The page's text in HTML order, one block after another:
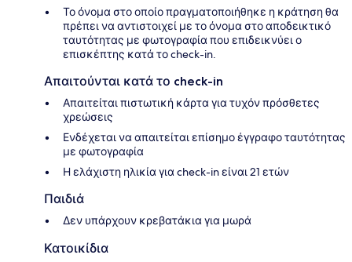
Το όνομα στο οποίο πραγματοποιήθηκε η κράτηση θα
πρέπει να αντιστοιχεί με το όνομα στο αποδεικτικό
ταυτότητας με φωτογραφία που επιδεικνύει ο
επισκέπτης κατά το check-in.
Απαιτούνται κατά το check-in
Απαιτείται πιστωτική κάρτα για τυχόν πρόσθετες
χρεώσεις
Ενδέχεται να απαιτείται επίσημο έγγραφο ταυτότητας
με φωτογραφία
Η ελάχιστη ηλικία για check-in είναι 21 ετών
Παιδιά
Δεν υπάρχουν κρεβατάκια για μωρά
Κατοικίδια